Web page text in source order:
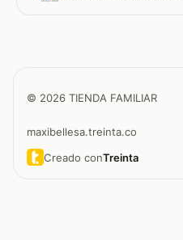
© 2026 TIENDA FAMILIAR
maxibellesa.treinta.co
Creado conTreinta